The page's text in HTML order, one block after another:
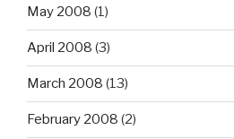
May 2008 (1)
April 2008 (3)
March 2008 (13)
February 2008 (2)